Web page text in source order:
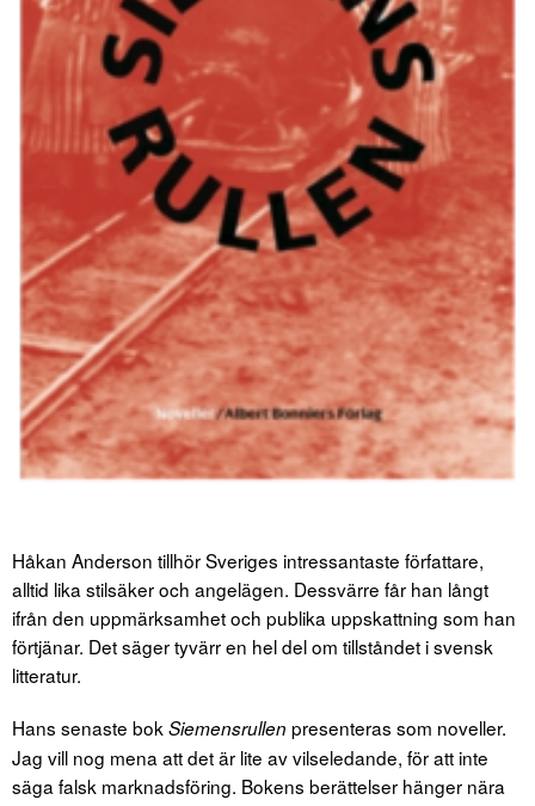
Håkan Anderson tillhör Sveriges intressantaste författare,
alltid lika stilsäker och angelägen. Dessvärre får han långt
ifrån den uppmärksamhet och publika uppskattning som han
förtjänar. Det säger tyvärr en hel del om tillståndet i svensk
litteratur.
Hans senaste bokSiemensrullen presenteras som noveller.
Jag vill nog mena att det är lite av vilseledande, för att inte
säga falsk marknadsföring. Bokens berättelser hänger nära